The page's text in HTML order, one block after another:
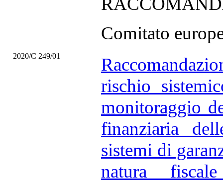
Comitato
2020/C 249/01
rischio
monitoraggio
finanziaria
sistemi di
natura